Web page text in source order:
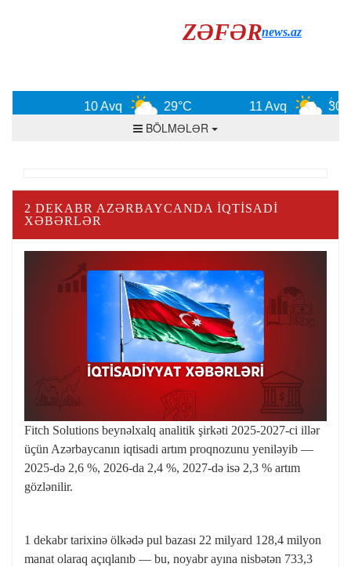
ZƏFƏRnews.az
10 Avq 29°C 11 Avq 30°C
BÖLMƏLƏR
2 DEKABR AZƏRBAYCANDA IQTISADI
XƏBƏRLƏR
Fitch Solutions beynəlxalq analitik şirkəti 2025-2027-ci illər
üçün Azərbaycanın iqtisadi artım proqnozunu yeniləyib —
2025-də 2,6 %, 2026-da 2,4 %, 2027-də isə 2,3 % artım
gözlənilir.
1 dekabr tarixinə ölkədə pul bazası 22 milyard 128,4 milyon
manat olaraq açıqlanıb — bu, noyabr ayına nisbətən 733,3